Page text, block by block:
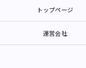
トップページ
運営会社